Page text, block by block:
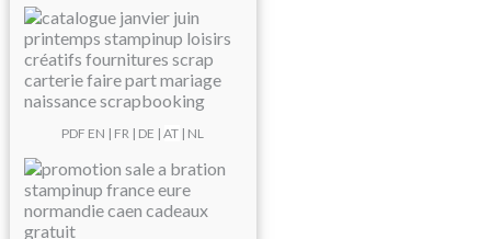
PDF EN | FR | DE | AT | NL